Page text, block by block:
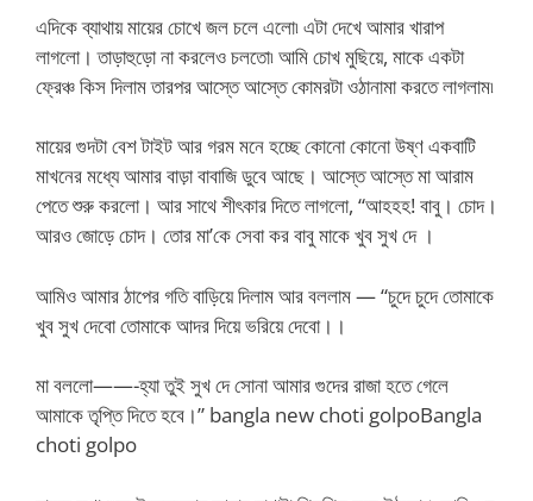
এদিকে ব্যাথায় মায়ের চোখে জল চলে এলো৷ এটা দেখে আমার খারাপ
লাগলো। তাড়াহুড়ো না করলেও চলতো৷ আমি চোখ মুছিয়ে, মাকে একটা
ফ্রেঞ্চ কিস দিলাম তারপর আস্তে আস্তে কোমরটা ওঠানামা করতে লাগলাম৷
মায়ের গুদটা বেশ টাইট আর গরম মনে হচ্ছে কোনো কোনো উষ্ণ একবাটি
মাখনের মধ্যে আমার বাড়া বাবাজি ডুবে আছে। আস্তে আস্তে মা আরাম
পেতে শুরু করলো। আর সাথে শীৎকার দিতে লাগলো, “আহহহ! বাবু। চোদ।
আরও জোড়ে চোদ। তোর মা’কে সেবা কর বাবু মাকে খুব সুখ দে ।
আমিও আমার ঠাপের গতি বাড়িয়ে দিলাম আর বললাম — “চুদে চুদে তোমাকে
খুব সুখ দেবো তোমাকে আদর দিয়ে ভরিয়ে দেবো।।
মা বললো——-হ্যা তুই সুখ দে সোনা আমার গুদের রাজা হতে গেলে
আমাকে তৃপ্তি দিতে হবে।” bangla new choti golpoBangla
choti golpo